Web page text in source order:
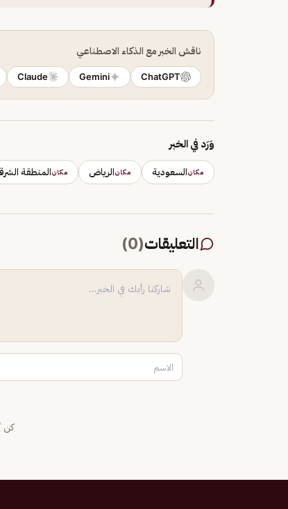
ناقش الخبر مع الذكاء الاصطناعي
ChatGPT
Gemini
Claude
وَرَد في الخبر
مكانالسعودية مكانالرياض مكانالمنطقة
التعليقات(
0
)
كن